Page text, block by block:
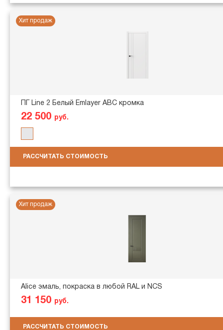
Хит продаж
ПГ Line 2 Белый Emlayer АВС кромка
22 500 руб.
РАССЧИТАТЬ СТОИМОСТЬ
Хит продаж
Alice эмаль, покраска в любой RAL и NCS
31 150 руб.
РАССЧИТАТЬ СТОИМОСТЬ